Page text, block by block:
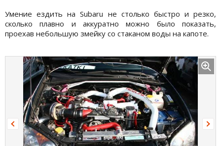
Умение ездить на Subaru не столько быстро и резко,
сколько плавно и аккуратно можно было показать,
проехав небольшую змейку со стаканом воды на капоте.